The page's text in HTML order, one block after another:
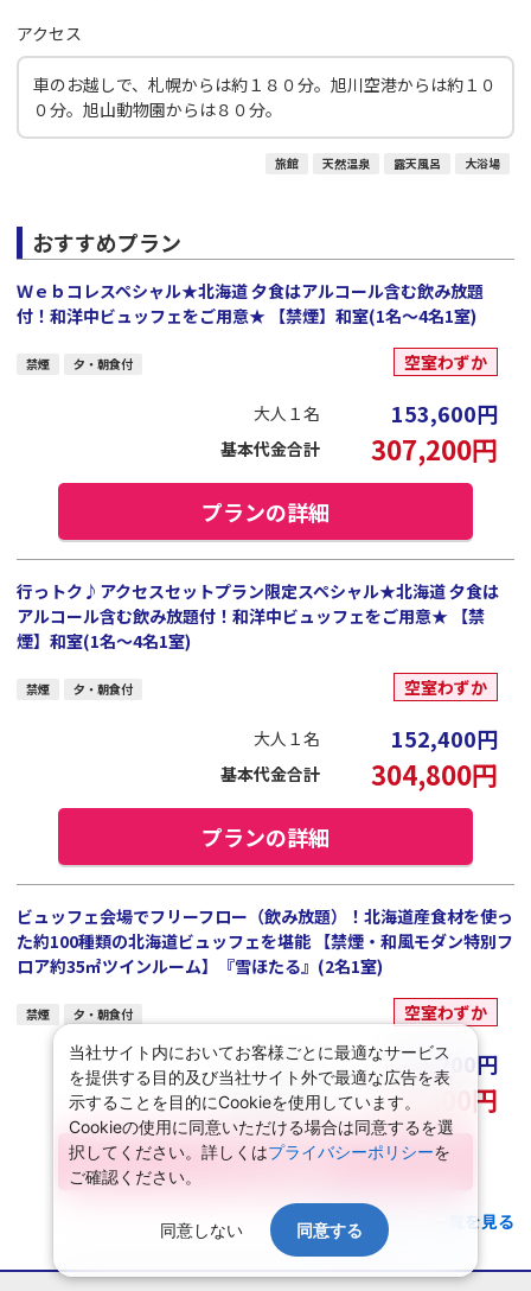
アクセス
車のお越しで、札幌からは約１８０分。旭川空港からは約１０
０分。旭山動物園からは８０分。
旅館 天然温泉 露天風呂 大浴場
おすすめプラン
Ｗｅｂコレスペシャル★北海道 夕食はアルコール含む飲み放題
付！和洋中ビュッフェをご用意★ 【禁煙】和室(1名～4名1室)
禁煙 夕・朝食付 空室わずか
大人１名 153,600円
基本代金合計 307,200円
プランの詳細
行っトク♪アクセスセットプラン限定スペシャル★北海道 夕食は
アルコール含む飲み放題付！和洋中ビュッフェをご用意★ 【禁
煙】和室(1名～4名1室)
禁煙 夕・朝食付 空室わずか
大人１名 152,400円
基本代金合計 304,800円
プランの詳細
ビュッフェ会場でフリーフロー（飲み放題）！北海道産食材を使っ
た約100種類の北海道ビュッフェを堪能 【禁煙・和風モダン特別フ
ロア約35㎡ツインルーム】『雪ほたる』(2名1室)
禁煙 夕・朝食付 空室わずか
大人１名 165,200円
基本代金合計 330,400 円
プランの詳細
この施設のプラン一覧を見る
当社サイト内においてお客様ごとに最適なサービス
を提供する目的及び当社サイト外で最適な広告を表
示することを目的にCookieを使用しています。
Cookieの使用に同意いただける場合は同意するを選
択してください。詳しくはプライバシーポリシーを
ご確認ください。
同意しない 同意する